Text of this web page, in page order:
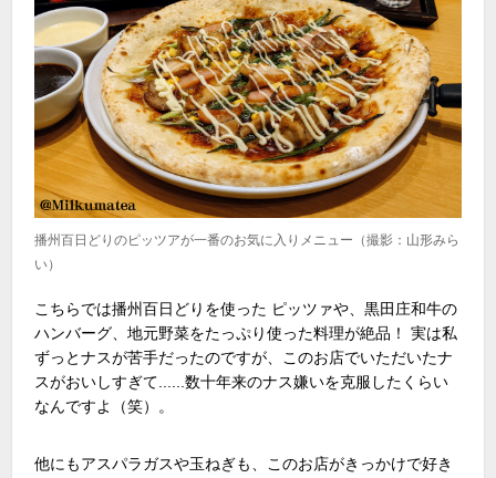
播州百日どりのピッツアが一番のお気に入りメニュー（撮影：山形みら
い）
こちらでは播州百日どりを使った ピッツァや、黒田庄和牛の
ハンバーグ、地元野菜をたっぷり使った料理が絶品！ 実は私
ずっとナスが苦手だったのですが、このお店でいただいたナ
スがおいしすぎて......数十年来のナス嫌いを克服したくらい
なんですよ（笑）。
他にもアスパラガスや玉ねぎも、このお店がきっかけで好き